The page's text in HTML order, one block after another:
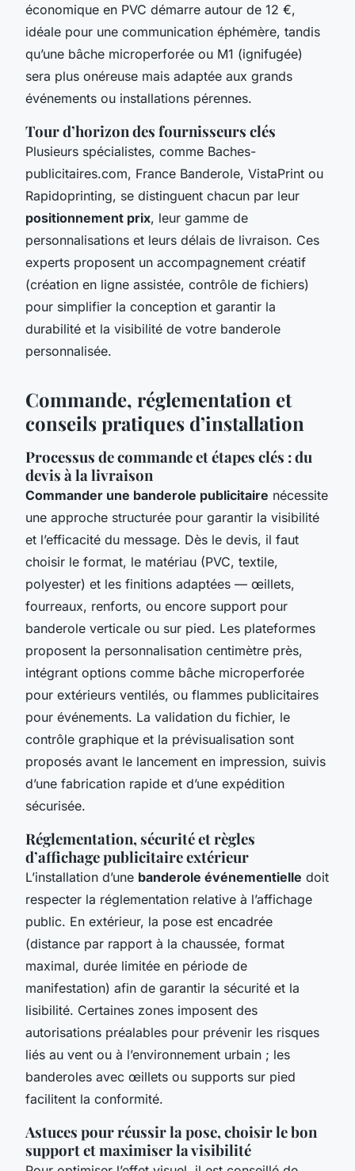
économique en PVC démarre autour de 12 €,
idéale pour une communication éphémère, tandis
qu’une bâche microperforée ou M1 (ignifugée)
sera plus onéreuse mais adaptée aux grands
événements ou installations pérennes.
Tour d’horizon des fournisseurs clés
Plusieurs spécialistes, comme Baches-
publicitaires.com, France Banderole, VistaPrint ou
Rapidoprinting, se distinguent chacun par leur
positionnement prix, leur gamme de
personnalisations et leurs délais de livraison. Ces
experts proposent un accompagnement créatif
(création en ligne assistée, contrôle de fichiers)
pour simplifier la conception et garantir la
durabilité et la visibilité de votre banderole
personnalisée.
Commande, réglementation et
conseils pratiques d’installation
Processus de commande et étapes clés : du
devis à la livraison
Commander une banderole publicitaire nécessite
une approche structurée pour garantir la visibilité
et l’efficacité du message. Dès le devis, il faut
choisir le format, le matériau (PVC, textile,
polyester) et les finitions adaptées — œillets,
fourreaux, renforts, ou encore support pour
banderole verticale ou sur pied. Les plateformes
proposent la personnalisation centimètre près,
intégrant options comme bâche microperforée
pour extérieurs ventilés, ou flammes publicitaires
pour événements. La validation du fichier, le
contrôle graphique et la prévisualisation sont
proposés avant le lancement en impression, suivis
d’une fabrication rapide et d’une expédition
sécurisée.
Réglementation, sécurité et règles
d’affichage publicitaire extérieur
L’installation d’une banderole événementielle doit
respecter la réglementation relative à l’affichage
public. En extérieur, la pose est encadrée
(distance par rapport à la chaussée, format
maximal, durée limitée en période de
manifestation) afin de garantir la sécurité et la
lisibilité. Certaines zones imposent des
autorisations préalables pour prévenir les risques
liés au vent ou à l’environnement urbain ; les
banderoles avec œillets ou supports sur pied
facilitent la conformité.
Astuces pour réussir la pose, choisir le bon
support et maximiser la visibilité